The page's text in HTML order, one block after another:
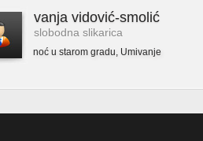
vanja vidović-smolić
slobodna slikarica
noć u starom gradu, Umivanje